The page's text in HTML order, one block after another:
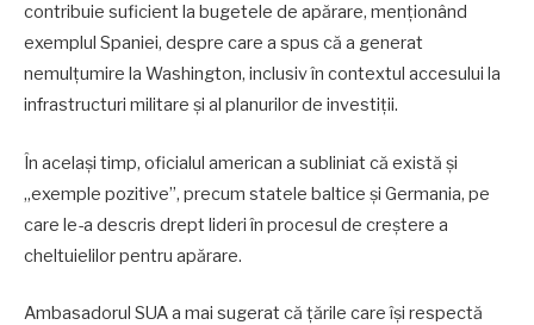
contribuie suficient la bugetele de apărare, menționând
exemplul Spaniei, despre care a spus că a generat
nemulțumire la Washington, inclusiv în contextul accesului la
infrastructuri militare și al planurilor de investiții.
În același timp, oficialul american a subliniat că există și
„exemple pozitive”, precum statele baltice și Germania, pe
care le-a descris drept lideri în procesul de creștere a
cheltuielilor pentru apărare.
Ambasadorul SUA a mai sugerat că țările care își respectă